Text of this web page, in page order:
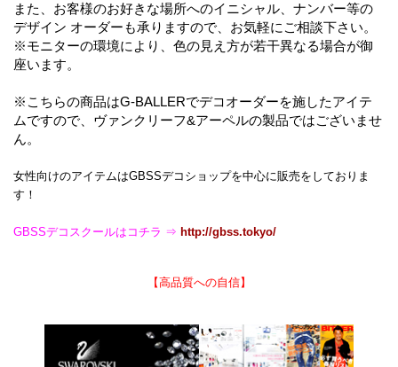
また、お客様のお好きな場所へのイニシャル、ナンバー等の
デザイン オーダーも承りますので、お気軽にご相談下さい。
※モニターの環境により、色の見え方が若干異なる場合が御
座います。
※こちらの商品はG-BALLERでデコオーダーを施したアイテ
ムですので、ヴァンクリーフ&アーペルの製品ではございませ
ん。
女性向けのアイテムはGBSSデコショップを中心に販売をしておりま
す！
GBSSデコスクールはコチラ ⇒ http://gbss.tokyo/
【高品質への自信】